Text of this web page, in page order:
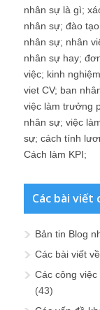
nhân sự là gì;
nhân sự; đào
nhân sự; nhân
nhân sự hay;
việc; kinh
viet CV; ban
việc làm trưởng
nhân sự; việc
sự; cách tính
Cách làm KPI;
Các bài viết
Bản tin Blog
Các bài viết
Các công
(43)